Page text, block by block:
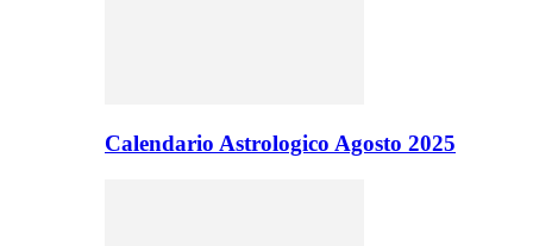
Calendario Astrologico Agosto 2025